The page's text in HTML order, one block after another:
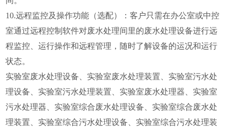
10.远程监控及操作功能（选配）：客户只需在办公室或中控
室通过远程控制软件对废水处理间里的废水处理设备进行远
程监控、运行操作和远程管理，随时了解设备的运况和运行
状态。
实验室废水处理设备、实验室废水处理装置、实验室污水处
理设备、实验室污水处理装置、实验室废水处理器、实验室
污水处理器、实验室综合废水处理设备、实验室综合废水处
理装置、实验室综合污水处理设备、实验室综合污水处理装